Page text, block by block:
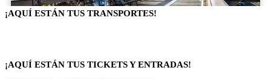
¡AQUÍ ESTÁN TUS TRANSPORTES!
¡AQUÍ ESTÁN TUS TICKETS Y ENTRADAS!